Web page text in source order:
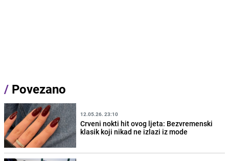
/ Povezano
12.05.26. 23:10
Crveni nokti hit ovog ljeta: Bezvremenski
klasik koji nikad ne izlazi iz mode